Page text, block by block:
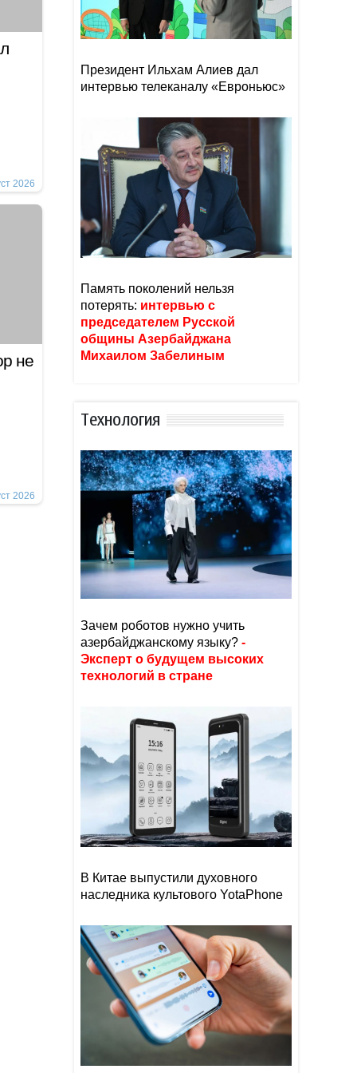
2026
не
2026
Президент Ильхам Алиев дал
интервью телеканалу «Евроньюс»
Память поколений нельзя
потерять: интервью с
председателем Русской
общины Азербайджана
Михаилом Забелиным
Тexнoлoгия
Зачем роботов нужно учить
азербайджанскому языку? -
Эксперт о будущем высоких
технологий в стране
В Китае выпустили духовного
наследника культового YotaPhone